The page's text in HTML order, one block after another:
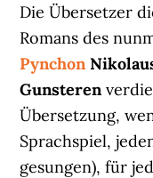
Die Übersetzer
Romans des
Pynchon
Gunsteren
Übersetzung,
Sprachspiel,
gesungen), für